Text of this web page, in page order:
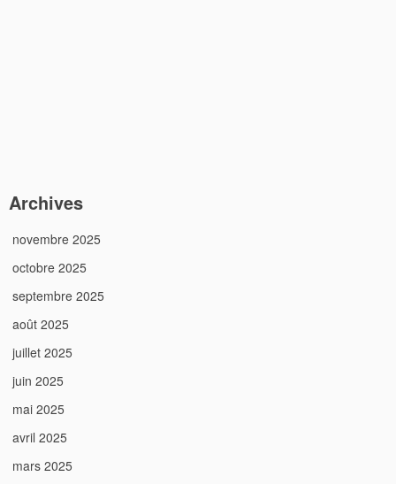
Archives
novembre 2025
octobre 2025
septembre 2025
août 2025
juillet 2025
juin 2025
mai 2025
avril 2025
mars 2025